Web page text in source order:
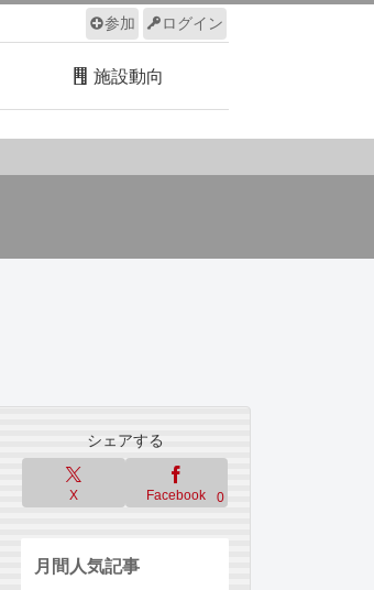
ログイン
参加
施設動向
サイトについて
シェアする
X Facebook 0
月間人気記事